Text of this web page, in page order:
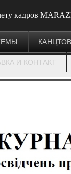
кадров
И КОНТАКТ